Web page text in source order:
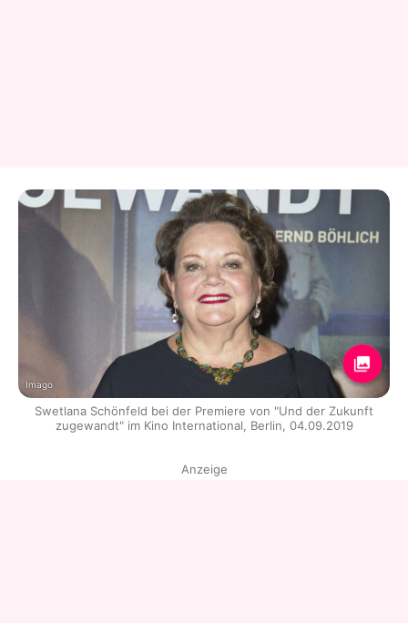
Imago
Swetlana Schönfeld bei der Premiere von "Und der Zukunft
zugewandt" im Kino International, Berlin, 04.09.2019
Anzeige